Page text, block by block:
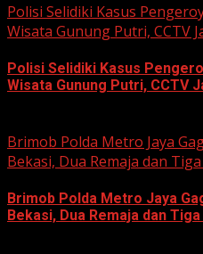
Polisi Selidiki Kasus
Wisata Gunung Putri, CCTV
Polisi Selidiki Kasus
Wisata Gunung Putri, CCTV
Brimob Polda Metro Jaya
Bekasi, Dua Remaja dan
Brimob Polda Metro Jaya
Bekasi, Dua Remaja dan